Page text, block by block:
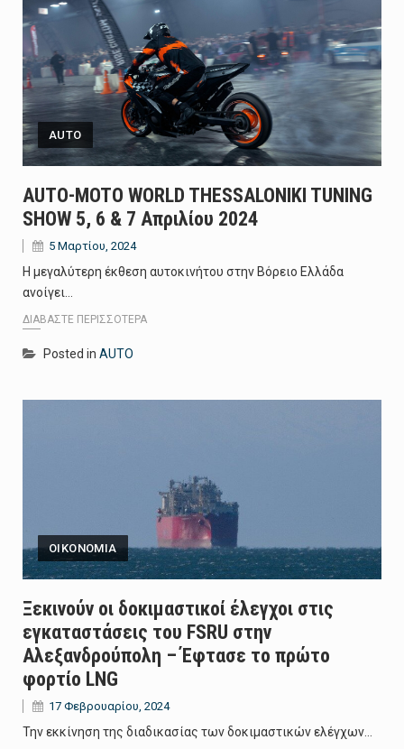
AUTO
AUTO-MOTO WORLD THESSALONIKI TUNING
SHOW 5, 6 & 7 Απριλίου 2024
5 Μαρτίου, 2024
Η μεγαλύτερη έκθεση αυτοκινήτου στην Βόρειο Ελλάδα
ανοίγει…
ΔΙΑΒΆΣΤΕ ΠΕΡΙΣΣΌΤΕΡΑ
Posted in AUTO
ΟΙΚΟΝΟΜΙΑ
Ξεκινούν οι δοκιμαστικοί έλεγχοι στις
εγκαταστάσεις του FSRU στην
Αλεξανδρούπολη – Έφτασε το πρώτο
φορτίο LNG
17 Φεβρουαρίου, 2024
Την εκκίνηση της διαδικασίας των δοκιμαστικών ελέγχων…